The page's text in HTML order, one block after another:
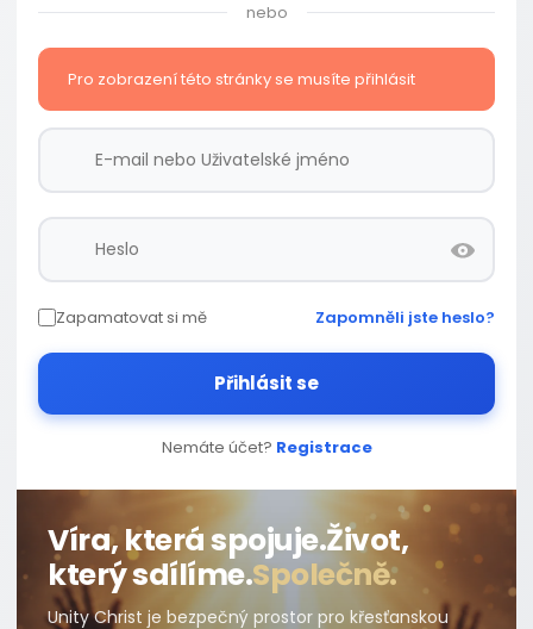
nebo
Pro zobrazení této stránky se musíte přihlásit
Zapamatovat si mě Zapomněli jste heslo?
Přihlásit se
Nemáte účet? Registrace
Víra, která spojuje.Život,
který sdílíme.Společně.
Unity Christ je bezpečný prostor pro křesťanskou